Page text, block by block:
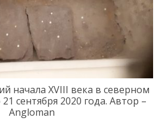
начала XVIII века в северном
сентября 2020 года. Автор –
Angloman